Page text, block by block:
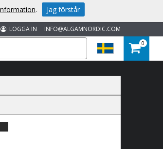
INFO@ALGAMNORDIC.COM
LOGGA IN
0
. Jag förstår